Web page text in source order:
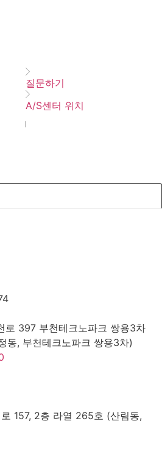
질문하기
A/S센터 위치
로 397 부천테크노파크 쌍용3차
, 부천테크노파크 쌍용3차)
157, 2층 라열 265호 (산림동,